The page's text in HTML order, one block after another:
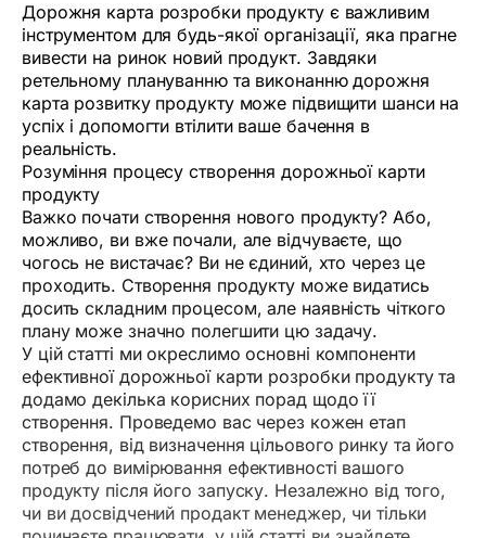
Дорожня карта розробки продукту є важливим
інструментом для будь-якої організації, яка прагне
вивести на ринок новий продукт. Завдяки
ретельному плануванню та виконанню дорожня
карта розвитку продукту може підвищити шанси на
успіх і допомогти втілити ваше бачення в
реальність.
Розуміння процесу створення дорожньої карти
продукту
Важко почати створення нового продукту? Або,
можливо, ви вже почали, але відчуваєте, що
чогось не вистачає? Ви не єдиний, хто через це
проходить. Створення продукту може видатись
досить складним процесом, але наявність чіткого
плану може значно полегшити цю задачу.
У цій статті ми окреслимо основні компоненти
ефективної дорожньої карти розробки продукту та
додамо декілька корисних порад щодо її
створення. Проведемо вас через кожен етап
створення, від визначення цільового ринку та його
потреб до вимірювання ефективності вашого
продукту після його запуску. Незалежно від того,
чи ви досвідчений продакт менеджер, чи тільки